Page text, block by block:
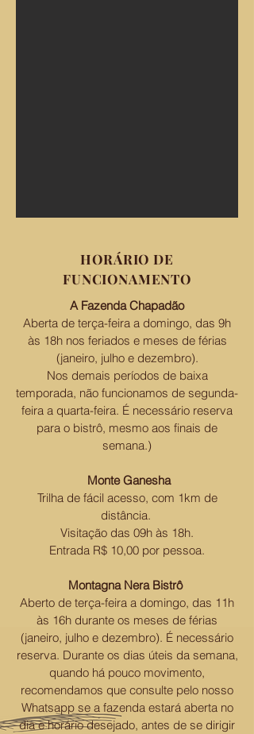
HORÁRIO DE
FUNCIONAMENTO
A Fazenda Chapadão
Aberta de terça-feira a domingo, das 9h
às 18h nos feriados e meses de férias
(janeiro, julho e dezembro).
Nos demais períodos de baixa
temporada, não funcionamos de segunda-
feira a quarta-feira. É necessário reserva
para o bistrô, mesmo aos finais de
semana.)
Monte Ganesha
Trilha de fácil acesso, com 1km de
distância.
Visitação das 09h às 18h.
Entrada R$ 10,00 por pessoa.
Montagna Nera Bistrô
Aberto de terça-feira a domingo, das 11h
às 16h durante os meses de férias
(janeiro, julho e dezembro). É necessário
reserva. Durante os dias úteis da semana,
quando há pouco movimento,
recomendamos que consulte pelo nosso
Whatsapp se a fazenda estará aberta no
dia e horário desejado, antes de se dirigir